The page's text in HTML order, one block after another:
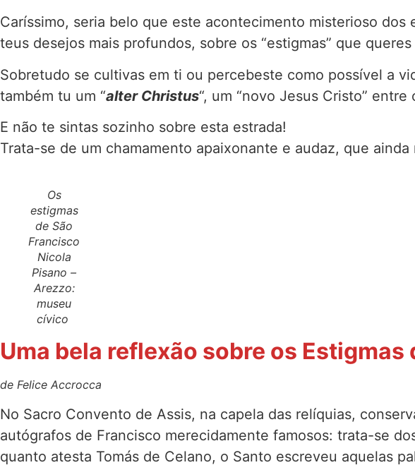
Caríssimo, seria belo que este acontecimento misterioso
teus desejos mais profundos, sobre os “estigmas” que
Sobretudo se cultivas em ti ou percebeste como possível a
também tu um “alter Christus“, um “novo Jesus Cristo”
E não te sintas sozinho sobre esta estrada!
Trata-se de um chamamento apaixonante e audaz, que
Os
estigmas
de São
Francisco
Nicola
Pisano –
Arezzo:
museu
cívico
Uma bela reflexão sobre os Estigmas
de Felice Accrocca
No Sacro Convento de Assis, na capela das relíquias,
autógrafos de Francisco merecidamente famosos: trata-se
quanto atesta Tomás de Celano, o Santo escreveu aquelas